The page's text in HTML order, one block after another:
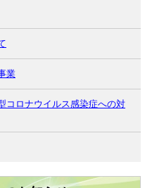
業
コロナウイルス感染症への対